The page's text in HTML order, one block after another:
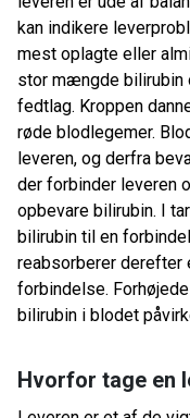
kan indikere
mest oplagte eller
stor mængde bilirubin
fedtlag. Kroppen
røde blodlegemer.
leveren, og derfra
der forbinder leveren
opbevare bilirubin. I
bilirubin til en
reabsorberer derefter
forbindelse.
bilirubin i blodet
Hvorfor tage en